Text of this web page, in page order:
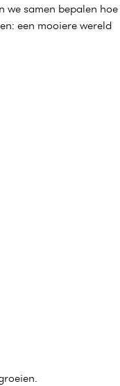
samen bepalen hoe
een mooiere wereld